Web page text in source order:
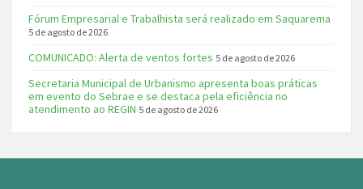
Fórum Empresarial e Trabalhista será realizado em Saquarema
5 de agosto de 2026
COMUNICADO: Alerta de ventos fortes 5 de agosto de 2026
Secretaria Municipal de Urbanismo apresenta boas práticas
em evento do Sebrae e se destaca pela eficiência no
atendimento ao REGIN 5 de agosto de 2026